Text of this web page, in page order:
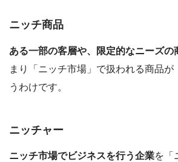
ニッチ商品
ある一部の客層や、限定的なニーズの
まり「ニッチ市場」で扱われる商品が
うわけです。
ニッチャー
ニッチ市場でビジネスを行う企業を「